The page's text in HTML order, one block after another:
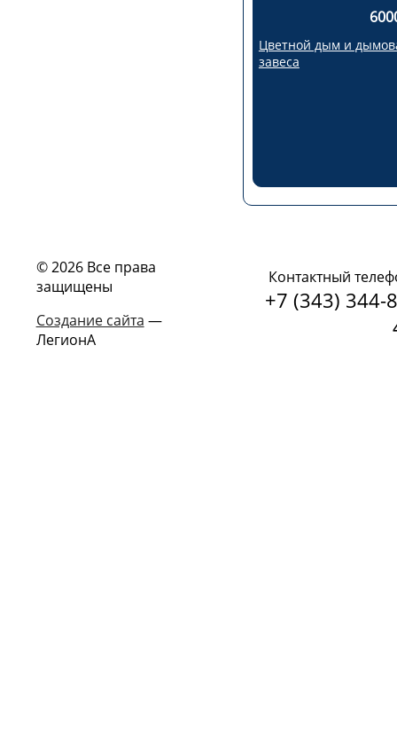
Цветной дым и
завеса
© 2026 Все права
защищены
Создание сайта —
ЛегионА
Контактный
+7 (343) 344-